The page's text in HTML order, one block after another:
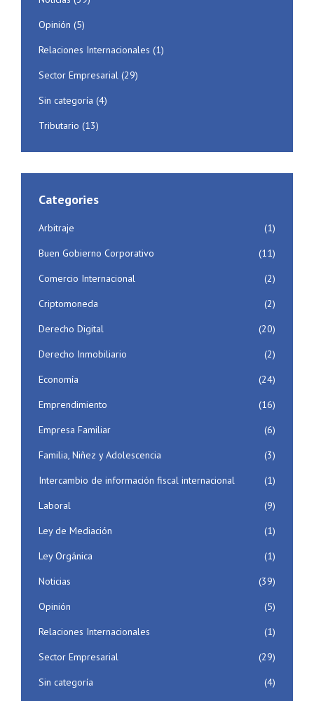
Opinión (5)
Relaciones Internacionales (1)
Sector Empresarial (29)
Sin categoría (4)
Tributario (13)
Categories
Arbitraje
(1)
Buen Gobierno Corporativo
(11)
Comercio Internacional
(2)
Criptomoneda
(2)
Derecho Digital
(20)
Derecho Inmobiliario
(2)
Economía
(24)
Emprendimiento
(16)
Empresa Familiar
(6)
Familia, Niñez y Adolescencia
(3)
Intercambio de información fiscal internacional
(1)
Laboral
(9)
Ley de Mediación
(1)
Ley Orgánica
(1)
Noticias
(39)
Opinión
(5)
Relaciones Internacionales
(1)
Sector Empresarial
(29)
Sin categoría
(4)